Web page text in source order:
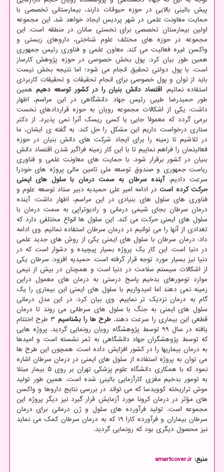
پیش بالینی بالایی در حوزه حیوانات دارند، بیمارستانی تخصصی با
حمایت معاونت علمی در شهر پردیس ایجاد خواهد شد. این مجموعه
اولین بیمارستان تخصصی برای نخستی سانان در منطقه است. این
مجموعه در حوزه های مختلف علوم شناختی، داروهای زیستی و
واکسن غیره فعالیت می کند. معاون علمی و فناوری رئیس جمهوری
همین طور بیان کرد: پول بخش خصوصی در حوزه پژوهش کارساز
است. با پول دولتی تحقیق انجام می شود؛ اما نتیجه بخش نیست
باید از توان و پول خصوصی برای انجام تحقیقات و تحقیقات کاربردی
استفاده نمائیم. اقتصاد دانش بنیان را در کشور توسعه دهیم همین
طور حمیدرضا طیبی رئیس جهاد دانشگاهی در این مراسم، اظهار
داشت: یکی از اشکالات مجموعه رویان به حوزه قراردادهای نخست
برمی گردد که معمولاً جایی یا کسی ریسک آنرا نمی پذیرد. از دکتر
ستاری درخواست داریم این مشکل را حل کند. به گفته ی ایشان، ما
در تلاشیم تا زمینه را برای ایجاد شرکت های دانش بنیان در حوزه
فعالیتمان را فراهم نماییم تا با این کار زمینه فراگیر شدن اقتصاد دانش
بنیان در کشور برقرار شود. با حمایت های معاونت علمی و فناوری
ریاست جمهوری و صندوق توسعه ملی تامین مالی پروژه های خودرا
سرعت دادیم.آینده سرطان به سمت درمان با سلول های ایمنی
حرکت کرده استدر ادامه امیر علی حمیدیه دبیر ستاد توسعه علوم و
فناوری های سلول های بنیادی در این مراسم، اظهار داشت: آینده
درمان سرطان بجای شیمی درمانی و رادیوتراپی به سمت درمان با
سلول های ایمنی حرکت می کند. این سلول ها انواع مختلفی دارد که
تعدادی از آنها را می توانیم در درمان سرطان استفاده نمائیم. وی ادامه
داد: درمان سرطان با سلول های ایمنی یکی از روش های جدید علمی
در دنیا است. این کار یک پروژه بسیار پیچیده و دشوار است که در
دنیا نیز بسیار مورد توجه قرار گرفته است. حمیدیه افزود: سرطان یکی
از اشکالات سیستم سلامت در دنیا است و همچنان در بیش از نیمی
موارد تومورهای بدخیم پاسخ درستی به درمان های معمول دراین
زمینه نمی دهند اما امیدواریم با سلول های ایمنی این بیماری را یک
گام به درمان نزدیک تر نماییم. وی بیان کرد: در این مدل درمانی
سلول های ایمنی به جنگ با سلول های سرطانی می روند تا درمان
قطعی این بیماری را سرعت دهند. طرح ها را بشناسیم
۳ طرح اختتام
یافته در سال ۹۹ توسط پژوهشگاه رویان رونمایی گردید. پروژه هایی
که توسط پژوهشگران جهاد دانشگاهی به ثمر نشسته است و امیدها
به درمان بیماریها را در کشور افزایش داده است. همچون این طرح ها
می توان به پروژه استفاده از سلول های ایمنی در درمان سرطان اشاره
نمود که با همکاری دانشگاه علوم پزشکی تهران بر روی ۵ بیمار مبتلا
به تومور بدخیم مغزی کارآزمایی بالینی شده است. همین طور تولید
موش تراریخته کوویدسا که می تواند در بررسی نتایج داروها و واکسن
های مؤثر در درمان کرونا مورد آزمایش قرار گیرد نیز دیگر پروژه این
مجموعه است. تولید فرآورده های سلول و ژن درمانی برای درمان
سرطان بیماران و فرآورده کارا ۱۹ که به درمان سرطان کمک می نماید
نیز محصول دیگری بود که رونمایی گردید.
منبع: smartcover.ir